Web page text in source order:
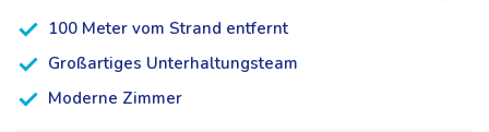
100 Meter vom Strand entfernt
Großartiges Unterhaltungsteam
Moderne Zimmer